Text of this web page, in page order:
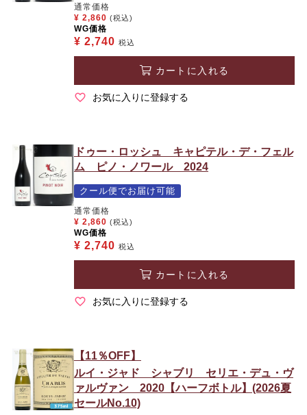
通常価格
¥ 2,860 (税込)
WG価格
¥ 2,740 税込
カートに入れる
お気に入りに登録する
ドゥー・ロッシュ キャピテル・デ・フェル
ム ピノ・ノワール 2024
クール便でお届け可能
通常価格
¥ 2,860 (税込)
WG価格
¥ 2,740 税込
カートに入れる
お気に入りに登録する
【11％OFF】
ルイ・ジャド シャブリ セリエ・デュ・ヴ
ァルヴァン 2020【ハーフボトル】(2026夏
セールNo.10)